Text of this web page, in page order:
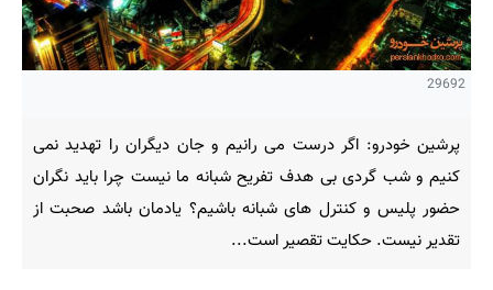
29692
پرشین خودرو: اگر درست می رانیم و جان دیگران را تهدید نمی
کنیم و شب گردی بی هدف تفریح شبانه ما نیست چرا باید نگران
حضور پلیس و کنترل های شبانه باشیم؟ یادمان باشد صحبت از
تقدیر نیست. حکایت تقصیر است...